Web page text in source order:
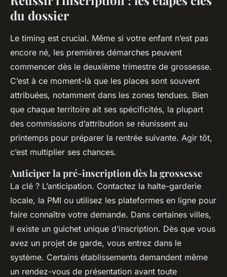
du dossier
Le timing est crucial. Même si votre enfant n’est pas
encore né, les premières démarches peuvent
commencer dès le deuxième trimestre de grossesse.
C’est à ce moment-là que les places sont souvent
attribuées, notamment dans les zones tendues. Bien
que chaque territoire ait ses spécificités, la plupart
des commissions d’attribution se réunissent au
printemps pour préparer la rentrée suivante. Agir tôt,
c’est multiplier ses chances.
Anticiper la pré-inscription dès la grossesse
La clé ? L’anticipation. Contactez la halte-garderie
locale, la PMI ou utilisez les plateformes en ligne pour
faire connaître votre demande. Dans certaines villes,
il existe un guichet unique d’inscription. Dès que vous
avez un projet de garde, vous entrez dans le
système. Certains établissements demandent même
un rendez-vous de présentation avant toute